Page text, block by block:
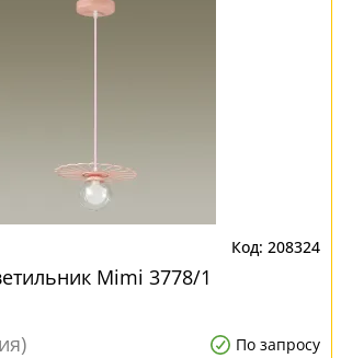
208324
Mimi 3778/1
По запросу